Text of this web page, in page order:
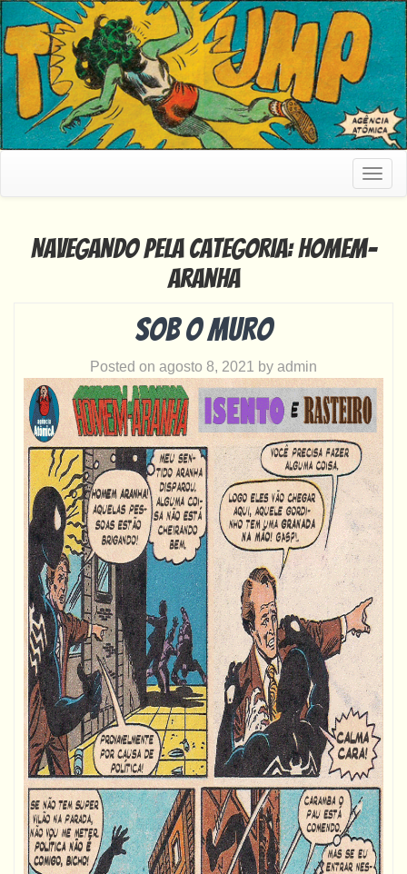
Navegando pela categoria: Homem-
Aranha
Sob o muro
Posted on agosto 8, 2021 by admin